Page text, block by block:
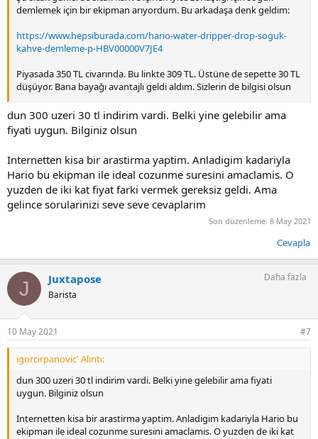
demlemek için bir ekipman arıyordum. Bu arkadaşa denk geldim:
https://www.hepsiburada.com/hario-water-dripper-drop-soguk-
kahve-demleme-p-HBV00000V7JE4
Piyasada 350 TL civarında. Bu linkte 309 TL. Üstüne de sepette 30 TL
düşüyor. Bana bayağı avantajlı geldi aldım. Sizlerin de bilgisi olsun
Dipnot: Ekipman hakkında hario'nun videosu vs. dışında pek bilgim
yok. O yüzden gelince göreceğim. Dripster ve Shiziku'nun yanında
bu fiyata denenir diye düşündüm. Zaten fiyatı da bu riski almaya
dun 300 uzeri 30 tl indirim vardi. Belki yine gelebilir ama
fiyati uygun. Bilginiz olsun
Internetten kisa bir arastirma yaptim. Anladigim kadariyla
Hario bu ekipman ile ideal cozunme suresini amaclamis. O
yuzden de iki kat fiyat farki vermek gereksiz geldi. Ama
gelince sorularinizi seve seve cevaplarim
Son düzenleme: 8 May 2021
Cevapla
J Juxtapose
Barista
Daha fazla
10 May 2021 #7
igorcirpanovic' Alıntı:
dun 300 uzeri 30 tl indirim vardi. Belki yine gelebilir ama fiyati
uygun. Bilginiz olsun
Internetten kisa bir arastirma yaptim. Anladigim kadariyla Hario bu
ekipman ile ideal cozunme suresini amaclamis. O yuzden de iki kat